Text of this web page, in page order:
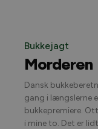
Bukkejagt
Morderen
Dansk
gang i længslerne
bukkepremiere. Otte øjne stirrede intenst ind
i mine to. Det er